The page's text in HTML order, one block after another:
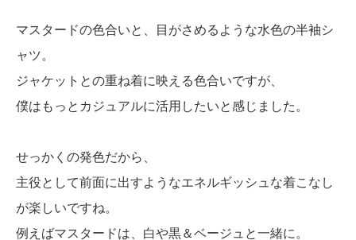
マスタードの色合いと、目がさめるような水色の半袖シ
ャツ。
ジャケットとの重ね着に映える色合いですが、
僕はもっとカジュアルに活用したいと感じました。
せっかくの発色だから、
主役として前面に出すようなエネルギッシュな着こなし
が楽しいですね。
例えばマスタードは、白や黒＆ベージュと一緒に。